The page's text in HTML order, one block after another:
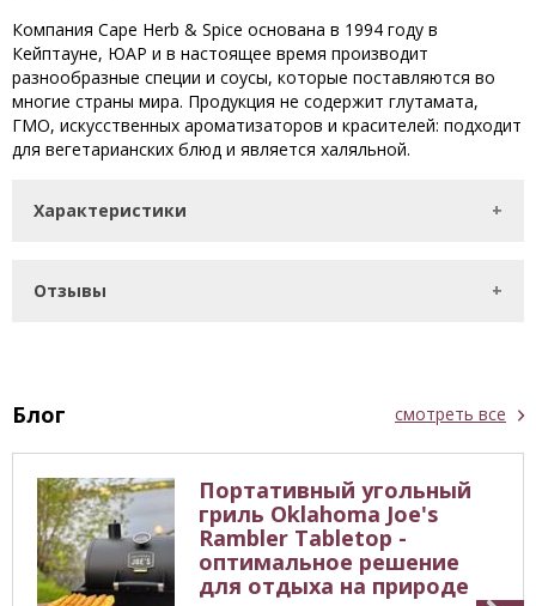
Компания Cape Herb & Spice основана в 1994 году в
Кейптауне, ЮАР и в настоящее время производит
разнообразные специи и соусы, которые поставляются во
многие страны мира. Продукция не содержит глутамата,
ГМО, искусственных ароматизаторов и красителей: подходит
для вегетарианских блюд и является халяльной.
Характеристики
Отзывы
Блог смотреть все
Портативный угольный
гриль Oklahoma Joe's
Rambler Tabletop -
оптимальное решение
для отдыха на природе